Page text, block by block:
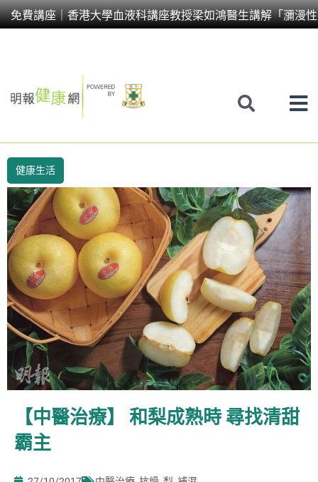
免費講座｜香港大學血液科講座教授梁如鴻醫生講解「瀰漫
Skip
to
健康生活
【中醫治療】 和梨成熟時 尋找清甜
霸主